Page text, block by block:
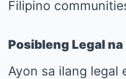
Filipino
Posibleng Legal
Ayon sa ilang legal